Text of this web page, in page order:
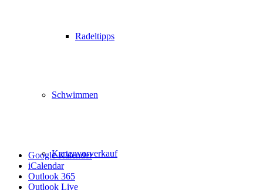
Radeltipps
Schwimmen
Kartenvorverkauf
Google Kalender
iCalendar
Outlook 365
Outlook Live